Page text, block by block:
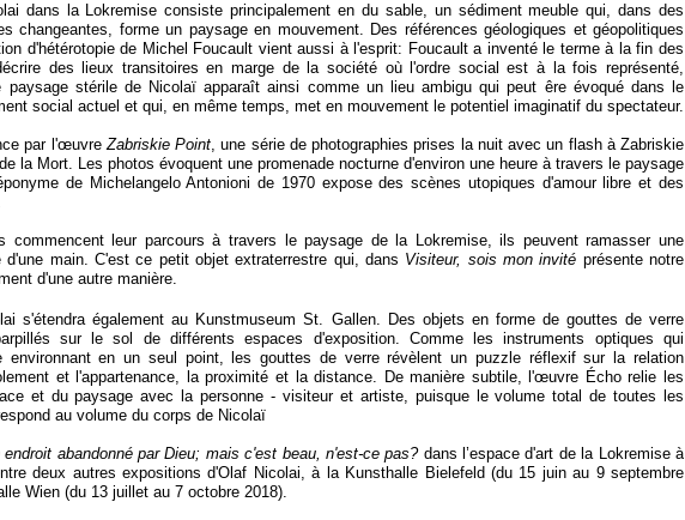
dans la Lokremise consiste principalement en du sable, un sédiment meuble qui, dans des
changeantes, forme un paysage en mouvement. Des références géologiques et géopolitiques
d'hétérotopie de Michel Foucault vient aussi à l'esprit: Foucault a inventé le terme à la fin des
des lieux transitoires en marge de la société où l'ordre social est à la fois représenté,
paysage stérile de Nicolaï apparaît ainsi comme un lieu ambigu qui peut êre évoqué dans le
social actuel et qui, en même temps, met en mouvement le potentiel imaginatif du spectateur.
par l'œuvreZabriskie Point, une série de photographies prises la nuit avec un flash à Zabriskie
la Mort. Les photos évoquent une promenade nocturne d'environ une heure à travers le paysage
de Michelangelo Antonioni de 1970 expose des scènes utopiques d'amour libre et des
commencent leur parcours à travers le paysage de la Lokremise, ils peuvent ramasser une
main. C'est ce petit objet extraterrestre qui, dans Visiteur, sois mon invité présente notre
d'une autre manière.
s'étendra également au Kunstmuseum St. Gallen. Des objets en forme de gouttes de verre
sur le sol de différents espaces d'exposition. Comme les instruments optiques qui
environnant en un seul point, les gouttes de verre révèlent un puzzle réflexif sur la relation
et l'appartenance, la proximité et la distance. De manière subtile, l'œuvre Écho relie les
et du paysage avec la personne - visiteur et artiste, puisque le volume total de toutes les
au volume du corps de Nicolaï
endroit abandonné par Dieu; mais c'est beau, n'est-ce pas? dans l’espace d'art de la Lokremise à
deux autres expositions d'Olaf Nicolai, à la Kunsthalle Bielefeld (du 15 juin au 9 septembre
Wien (du 13 juillet au 7 octobre 2018).